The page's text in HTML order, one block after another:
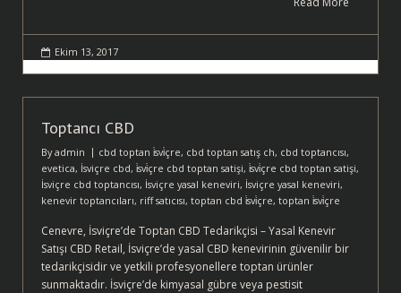
Ekim 13, 2017
Toptancı CBD
Byadmin cbd toptan i̇svi̇çre, cbd toptan satış ch, cbd toptancısı,
evetica, İsviçre cbd, i̇svi̇çre cbd toptan satişi, i̇svi̇çre cbd toptan satişi,
İsviçre cbd toptancısı, İsviçre yasal keneviri, İsviçre yasal keneviri,
kenevir toptancıları, riff satıcısı, toptan cbd i̇svi̇çre, toptan i̇svi̇çre
Cenevre, İsviçre’de Toptan CBD Tedarikçisi – Yasal Kenevir
Satışı CBD Retail, İsviçre’de yasal CBD kenevirinin güvenilir bir
tedarikçisidir ve yetkili profesyonellere toptan ürünler
sunmaktadır. İsviçre’de kimyasal gübre veya pestisit